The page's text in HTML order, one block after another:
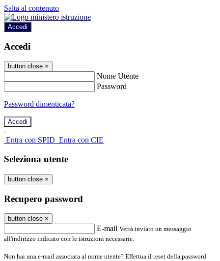
Salta al contenuto
Accedi
Accedi
button close ×
Nome Utente
Password
Password dimenticata?
-
Entra con SPID Entra con CIE
Seleziona utente
button close ×
Recupero password
button close ×
E-mail Verrà inviato un messaggio
all'indirizzo indicato con le istruzioni necessarie.
Non hai una e-mail associata al nome utente? Effettua il reset della password